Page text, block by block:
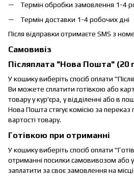
Термін обробки замовлення 1-4
Термін доставки 1-4 робочих дні
Після відправки отримаєте SMS з
Самовивіз
Післяплата "Нова Пошта" (20
У кошику виберіть спосіб оплати
Ви можете сплатити готівкою або
товару у кур'єра, у відділенні або в
Нова Пошта стягує комісію за переказ
вартості товару.
Готівкою при отриманні
У кошику виберіть спосіб оплати
отриманні посилки самовивозом або
заплатити за своє замовлення на